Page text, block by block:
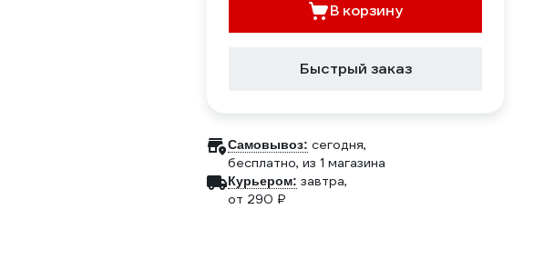
В корзину
Быстрый заказ
Самовывоз: сегодня,
бесплатно, из 1 магазина
Курьером: завтра,
от 290 ₽